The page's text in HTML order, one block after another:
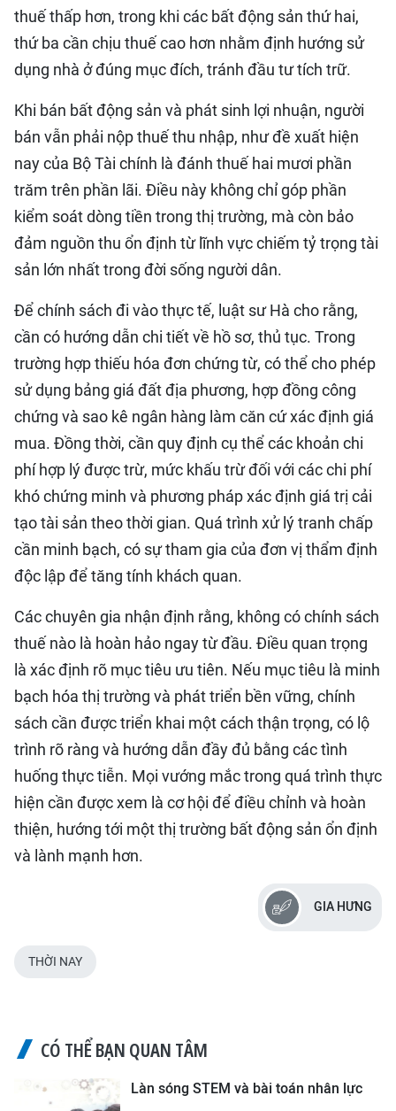
thuế thấp hơn, trong khi các bất động sản thứ hai,
thứ ba cần chịu thuế cao hơn nhằm định hướng sử
dụng nhà ở đúng mục đích, tránh đầu tư tích trữ.
Khi bán bất động sản và phát sinh lợi nhuận, người
bán vẫn phải nộp thuế thu nhập, như đề xuất hiện
nay của Bộ Tài chính là đánh thuế hai mươi phần
trăm trên phần lãi. Điều này không chỉ góp phần
kiểm soát dòng tiền trong thị trường, mà còn bảo
đảm nguồn thu ổn định từ lĩnh vực chiếm tỷ trọng tài
sản lớn nhất trong đời sống người dân.
Để chính sách đi vào thực tế, luật sư Hà cho rằng,
cần có hướng dẫn chi tiết về hồ sơ, thủ tục. Trong
trường hợp thiếu hóa đơn chứng từ, có thể cho phép
sử dụng bảng giá đất địa phương, hợp đồng công
chứng và sao kê ngân hàng làm căn cứ xác định giá
mua. Đồng thời, cần quy định cụ thể các khoản chi
phí hợp lý được trừ, mức khấu trừ đối với các chi phí
khó chứng minh và phương pháp xác định giá trị cải
tạo tài sản theo thời gian. Quá trình xử lý tranh chấp
cần minh bạch, có sự tham gia của đơn vị thẩm định
độc lập để tăng tính khách quan.
Các chuyên gia nhận định rằng, không có chính sách
thuế nào là hoàn hảo ngay từ đầu. Điều quan trọng
là xác định rõ mục tiêu ưu tiên. Nếu mục tiêu là minh
bạch hóa thị trường và phát triển bền vững, chính
sách cần được triển khai một cách thận trọng, có lộ
trình rõ ràng và hướng dẫn đầy đủ bằng các tình
huống thực tiễn. Mọi vướng mắc trong quá trình thực
hiện cần được xem là cơ hội để điều chỉnh và hoàn
thiện, hướng tới một thị trường bất động sản ổn định
và lành mạnh hơn.
GIA HƯNG
THỜI NAY
CÓ THỂ BẠN QUAN TÂM
Làn sóng STEM và bài toán nhân lực